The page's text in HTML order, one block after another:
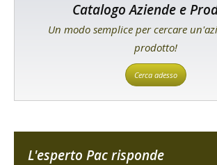
Catalogo Aziende e
Un modo semplice per cercare
prodotto!
Cerca adesso
L'esperto Pac risponde